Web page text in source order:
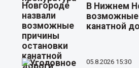
В Нижнем
возможные
канатной
05.8.2026 15:30